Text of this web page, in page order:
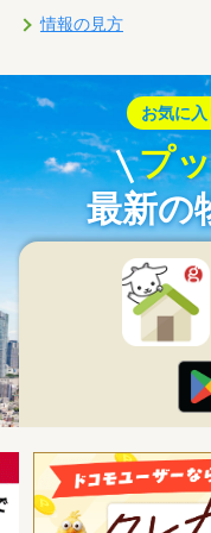
情報の見方
お気に入
プ
最新の